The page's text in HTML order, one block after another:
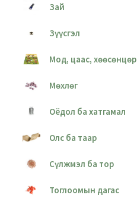
Зай
Зүүсгэл
Мод, цаас, хөөсөнцөр
Мөхлөг
Оёдол ба хатгамал
Олс ба таар
Сүлжмэл ба тор
Тоглоомын дагас